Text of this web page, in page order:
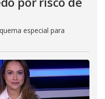
especial para